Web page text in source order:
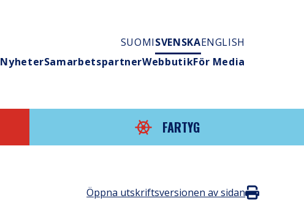
SUOMISVENSKAENGLISH
NyheterSamarbetspartnerWebbutikFör Media
FARTYG
Öppna utskriftsversionen av sidan